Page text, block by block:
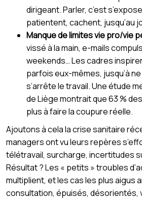
dirigeant. Parler, c’est
patientent, cachent, jusqu’au
Manque de limites vie pro/vie
vissé à la main, e-mails
weekends… Les cadres
parfois eux-mêmes, jusqu’à
s’arrête le travail. Une étude
de Liège montrait que 63 %
plus à faire la coupure réelle.
Ajoutons à cela la crise sanitaire
managers ont vu leurs repères
télétravail, surcharge, incertitudes
Résultat ? Les « petits » troubles
multiplient, et les cas les plus aigus
consultation, épuisés, désorientés,